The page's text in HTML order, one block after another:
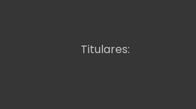
Titulares: